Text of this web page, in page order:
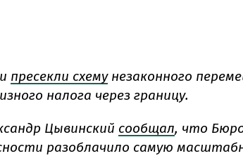
пресекли схему незаконного
налога через границу.
Цывинский сообщал, что
разоблачило самую